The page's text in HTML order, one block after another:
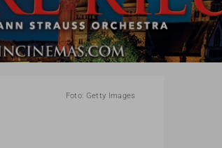
Foto: Getty Images